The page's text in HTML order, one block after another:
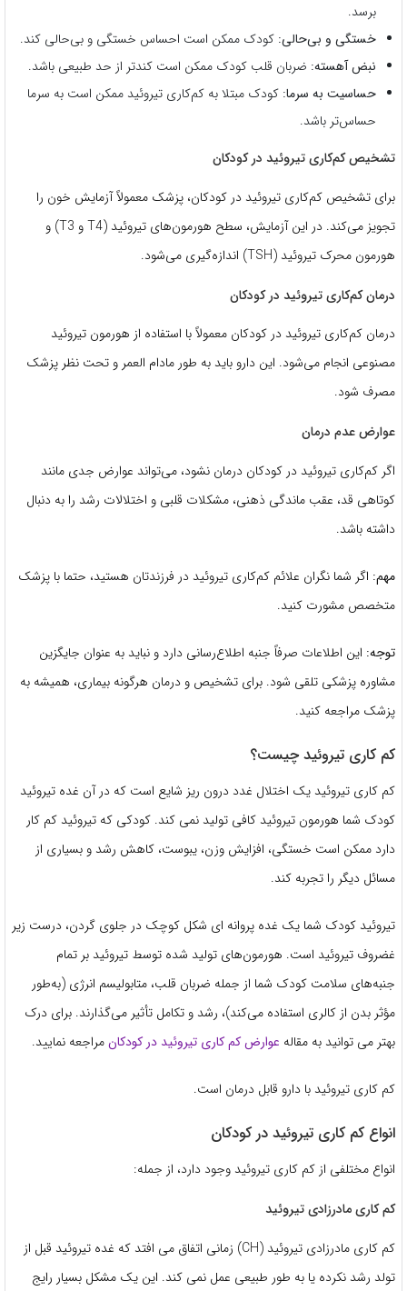
برسد.
خستگی و بی‌حالی: کودک ممکن است احساس خستگی و بی‌حالی کند.
نبض آهسته: ضربان قلب کودک ممکن است کندتر از حد طبیعی باشد.
حساسیت به سرما: کودک مبتلا به کم‌کاری تیروئید ممکن است به سرما
حساس‌تر باشد.
تشخیص کم‌کاری تیروئید در کودکان
برای تشخیص کم‌کاری تیروئید در کودکان، پزشک معمولاً آزمایش خون را
تجویز می‌کند. در این آزمایش، سطح هورمون‌های تیروئید (T4 و T3) و
هورمون محرک تیروئید (TSH) اندازه‌گیری می‌شود.
درمان کم‌کاری تیروئید در کودکان
درمان کم‌کاری تیروئید در کودکان معمولاً با استفاده از هورمون تیروئید
مصنوعی انجام می‌شود. این دارو باید به طور مادام العمر و تحت نظر پزشک
مصرف شود.
عوارض عدم درمان
اگر کم‌کاری تیروئید در کودکان درمان نشود، می‌تواند عوارض جدی مانند
کوتاهی قد، عقب ماندگی ذهنی، مشکلات قلبی و اختلالات رشد را به دنبال
داشته باشد.
مهم: اگر شما نگران علائم کم‌کاری تیروئید در فرزندتان هستید، حتما با پزشک
متخصص مشورت کنید.
توجه: این اطلاعات صرفاً جنبه اطلاع‌رسانی دارد و نباید به عنوان جایگزین
مشاوره پزشکی تلقی شود. برای تشخیص و درمان هرگونه بیماری، همیشه به
پزشک مراجعه کنید.
کم کاری تیروئید چیست؟
کم کاری تیروئید یک اختلال غدد درون ریز شایع است که در آن غده تیروئید
کودک شما هورمون تیروئید کافی تولید نمی کند. کودکی که تیروئید کم کار
دارد ممکن است خستگی، افزایش وزن، یبوست، کاهش رشد و بسیاری از
مسائل دیگر را تجربه کند.
تیروئید کودک شما یک غده پروانه ای شکل کوچک در جلوی گردن، درست زیر
غضروف تیروئید است. هورمون‌های تولید شده توسط تیروئید بر تمام
جنبه‌های سلامت کودک شما از جمله ضربان قلب، متابولیسم انرژی (به‌طور
مؤثر بدن از کالری استفاده می‌کند)، رشد و تکامل تأثیر می‌گذارند. برای درک
بهتر می توانید به مقاله عوارض کم کاری تیروئید در کودکانمراجعه نمایید.
کم کاری تیروئید با دارو قابل درمان است.
انواع کم کاری تیروئید در کودکان
انواع مختلفی از کم کاری تیروئید وجود دارد، از جمله:
کم کاری مادرزادی تیروئید
کم کاری مادرزادی تیروئید (CH) زمانی اتفاق می افتد که غده تیروئید قبل از
تولد رشد نکرده یا به طور طبیعی عمل نمی کند. این یک مشکل بسیار رایج